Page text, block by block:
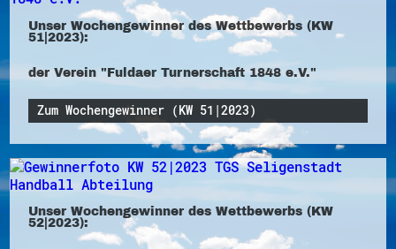
Unser Wochengewinner des Wettbewerbs (KW
51|2023):
der Verein "Fuldaer Turnerschaft 1848 e.V."
Zum Wochengewinner (KW 51|2023)
Unser Wochengewinner des Wettbewerbs (KW
52|2023):